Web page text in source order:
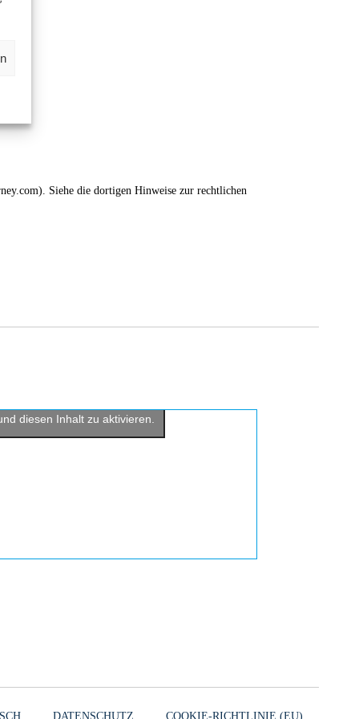
Siehe die dortigen Hinweise zur rechtlichen
diesen Inhalt zu aktivieren.
DATENSCHUTZ COOKIE-RICHTLINIE (EU)